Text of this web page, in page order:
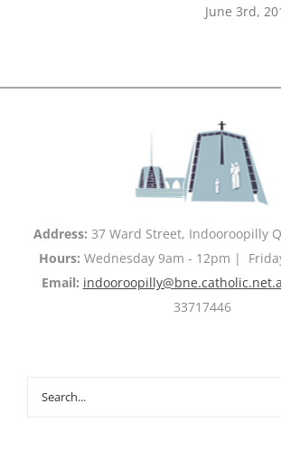
June 3rd,
Address: 37 Ward Street, Indooroopilly
Hours: Wednesday 9am - 12pm |
Email:
33717446
Search